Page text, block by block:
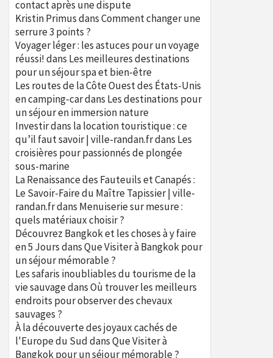
contact après une dispute
Kristin PrimusdansComment changer une
serrure 3 points ?
Voyager léger : les astuces pour un voyage
réussi!dans Les meilleures destinations
pour un séjour spa et bien-être
Les routes de la Côte Ouest des États-Unis
en camping-cardans Les destinations pour
un séjour en immersion nature
Investir dans la location touristique : ce
qu’il faut savoir | ville-randan.frdans Les
croisières pour passionnés de plongée
sous-marine
La Renaissance des Fauteuils et Canapés :
Le Savoir-Faire du Maître Tapissier | ville-
randan.frdans Menuiserie sur mesure :
quels matériaux choisir ?
Découvrez Bangkok et les choses à y faire
en 5 JoursdansQue Visiter à Bangkok pour
un séjour mémorable ?
Les safaris inoubliables du tourisme de la
vie sauvagedansOù trouver les meilleurs
endroits pour observer des chevaux
sauvages ?
À la découverte des joyaux cachés de
l'Europe du SuddansQue Visiter à
Bangkok pour un séjour mémorable ?